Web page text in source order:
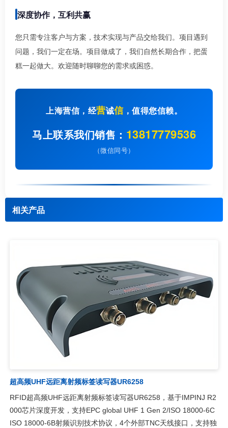
深度协作，互利共赢
您只需专注客户与方案，技术实现与产品交给我们。项目遇到
问题，我们一定在场。项目做成了，我们自然长期合作，把蛋
糕一起做大。欢迎随时聊聊您的需求或困惑。
上海营信，经营诚信，值得您信赖。
马上联系我们销售： 13817779536
（微信同号）
相关产品
超高频UHF远距离射频标签读写器UR6258
RFID超高频UHF远距离射频标签读写器UR6258，基于IMPINJ R2
000芯片深度开发，支持EPC global UHF 1 Gen 2/ISO 18000-6C
ISO 18000-6B射频识别技术协议，4个外部TNC天线接口，支持独